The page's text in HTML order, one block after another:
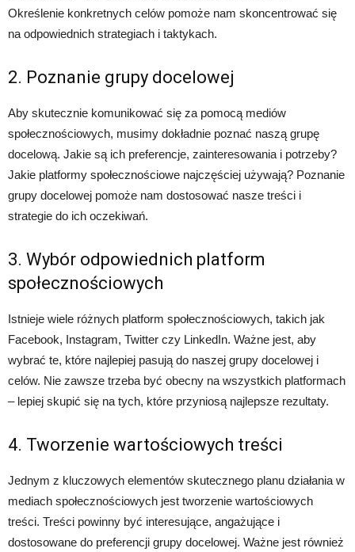
Określenie konkretnych celów pomoże nam skoncentrować się
na odpowiednich strategiach i taktykach.
2. Poznanie grupy docelowej
Aby skutecznie komunikować się za pomocą mediów
społecznościowych, musimy dokładnie poznać naszą grupę
docelową. Jakie są ich preferencje, zainteresowania i potrzeby?
Jakie platformy społecznościowe najczęściej używają? Poznanie
grupy docelowej pomoże nam dostosować nasze treści i
strategie do ich oczekiwań.
3. Wybór odpowiednich platform
społecznościowych
Istnieje wiele różnych platform społecznościowych, takich jak
Facebook, Instagram, Twitter czy LinkedIn. Ważne jest, aby
wybrać te, które najlepiej pasują do naszej grupy docelowej i
celów. Nie zawsze trzeba być obecny na wszystkich platformach
– lepiej skupić się na tych, które przyniosą najlepsze rezultaty.
4. Tworzenie wartościowych treści
Jednym z kluczowych elementów skutecznego planu działania w
mediach społecznościowych jest tworzenie wartościowych
treści. Treści powinny być interesujące, angażujące i
dostosowane do preferencji grupy docelowej. Ważne jest również